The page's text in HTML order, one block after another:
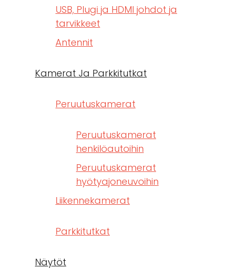
USB, Plugi ja HDMI johdot ja
tarvikkeet
Antennit
Kamerat Ja Parkkitutkat
Peruutuskamerat
Peruutuskamerat
henkilöautoihin
Peruutuskamerat
hyötyajoneuvoihin
Liikennekamerat
Parkkitutkat
Näytöt